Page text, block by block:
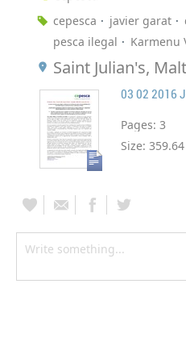
cepesca
javier garat
pesca ilegal
Karmenu
Saint Julian's,
Pages: 3
Size: